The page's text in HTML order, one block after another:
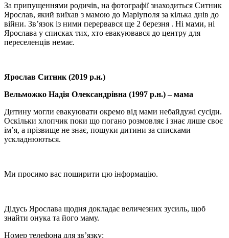
За припущеннями родичів, на фотографії знаходиться Ситник
Ярослав, який виїхав з мамою до Маріуполя за кілька днів до
війни. Зв’язок із ними перервався ще 2 березня . Ні мами, ні
Ярослава у списках тих, хто евакуювався до центру для
переселенців немає.
Ярослав Ситник (2019 р.н.)
Вельможко Надія Олександрівна (1997 р.н.) – мама
Дитину могли евакуювати окремо від мами небайдужі сусіди.
Оскільки хлопчик поки що погано розмовляє і знає лише своє
ім’я, а прізвище не знає, пошуки дитини за списками
ускладнюються.
Ми просимо вас поширити цю інформацію.
Дідусь Ярослава щодня докладає величезних зусиль, щоб
знайти онука та його маму.
Номер телефона для зв’язку: